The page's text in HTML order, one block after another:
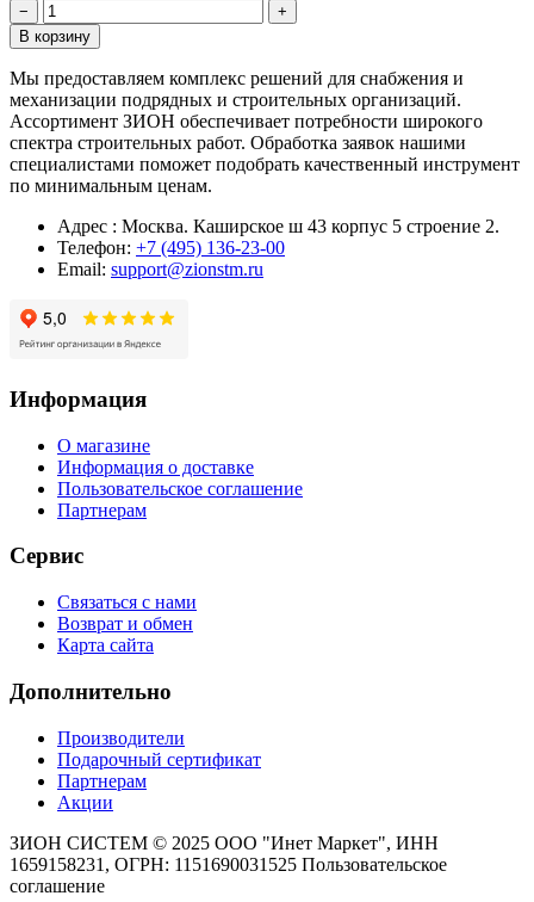
−
+
В корзину
Мы предоставляем комплекс решений для снабжения и
механизации подрядных и строительных организаций.
Ассортимент ЗИОН обеспечивает потребности широкого
спектра строительных работ. Обработка заявок нашими
специалистами поможет подобрать качественный инструмент
по минимальным ценам.
Адрес : Москва. Каширское ш 43 корпус 5 строение 2.
Телефон: +7 (495) 136-23-00
Email: support@zionstm.ru
Информация
О магазине
Информация о доставке
Пользовательское соглашение
Партнерам
Сервис
Связаться с нами
Возврат и обмен
Карта сайта
Дополнительно
Производители
Подарочный сертификат
Партнерам
Акции
ЗИОН СИСТЕМ © 2025 ООО "Инет Маркет", ИНН
1659158231, ОГРН: 1151690031525 Пользовательское
соглашение